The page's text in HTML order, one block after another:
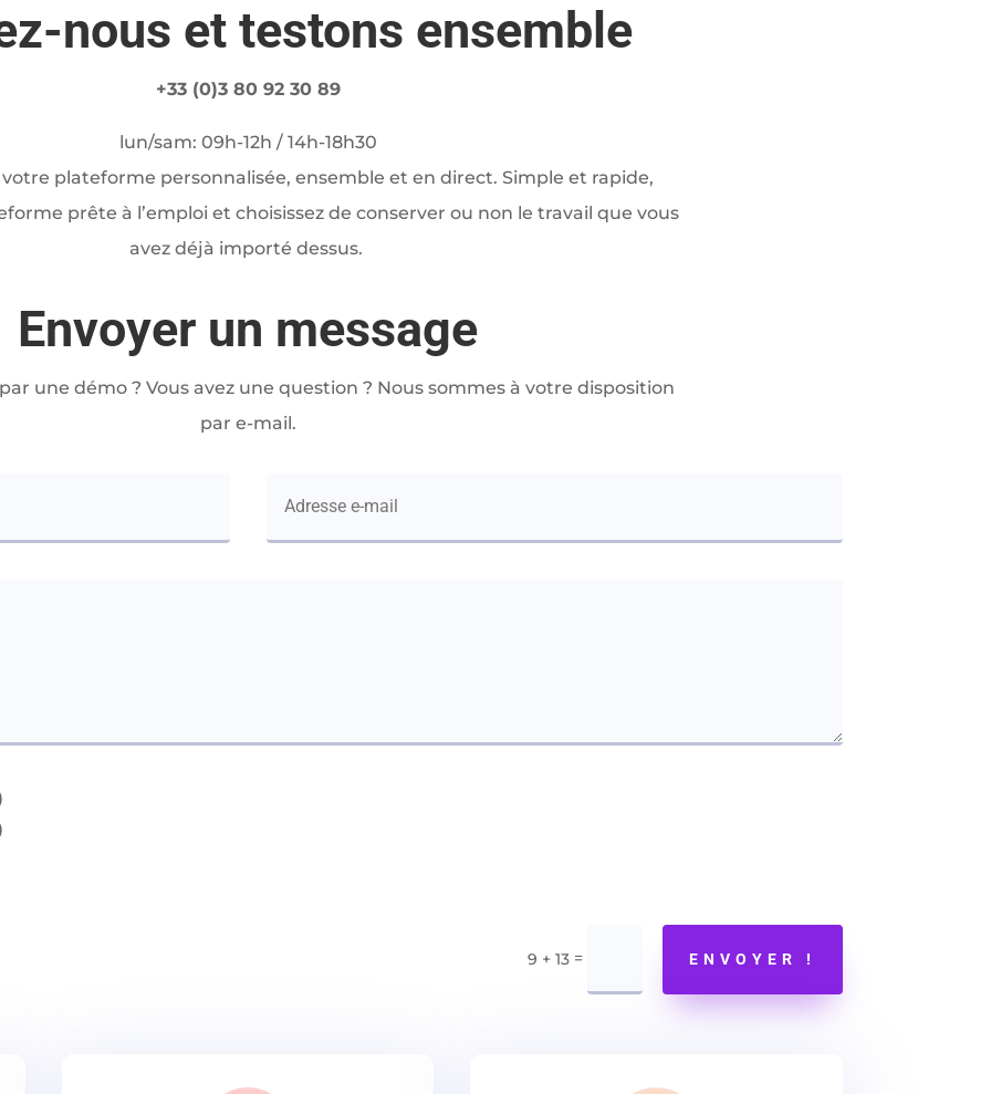
nous et testons ensemble
+33 (0)3 80 92 30 89
lun/sam: 09h-12h / 14h-18h30
plateforme personnalisée, ensemble et en direct. Simple et rapide,
prête à l’emploi et choisissez de conserver ou non le travail que vous
avez déjà importé dessus.
Envoyer un message
une démo ? Vous avez une question ? Nous sommes à votre disposition
par e-mail.
9 + 13= ENVOYER !